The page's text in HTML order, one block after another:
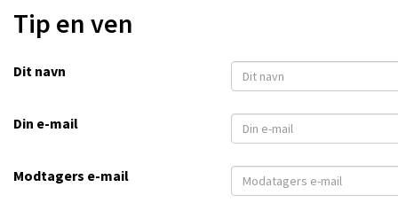
Tip en ven
Dit navn
Din e-mail
Modtagers e-mail